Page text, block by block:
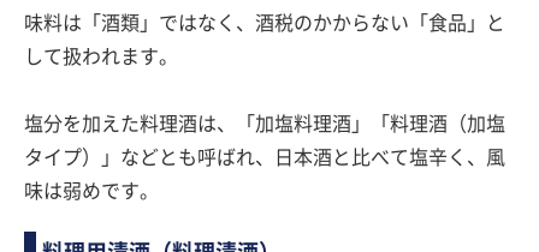
味料は「酒類」ではなく、酒税のかからない「食品」と
して扱われます。
塩分を加えた料理酒は、「加塩料理酒」「料理酒（加塩
タイプ）」などとも呼ばれ、日本酒と比べて塩辛く、風
味は弱めです。